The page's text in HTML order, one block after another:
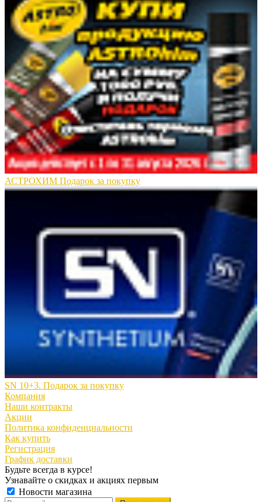
АСТРОХИМ Подарок за покупку
SN 10+3. Подарок за покупку
Компания
Наши контракты
Акции
Политика конфиденциальности
Как купить
Регистрация
График доставки
Будьте всегда в курсе!
Узнавайте о скидках и акциях первым
Новости магазина